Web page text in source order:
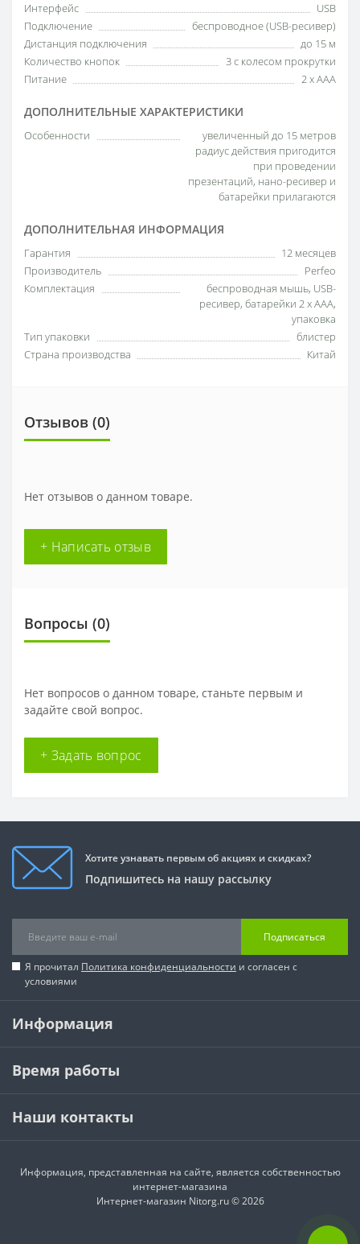
Интерфейс
USB
Подключение
беспроводное (USB-ресивер)
Дистанция подключения
до 15 м
Количество кнопок
3 с колесом прокрутки
Питание
2 x AAA
ДОПОЛНИТЕЛЬНЫЕ ХАРАКТЕРИСТИКИ
Особенности
увеличенный до 15 метров
радиус действия пригодится
при проведении
презентаций, нано-ресивер и
батарейки прилагаются
ДОПОЛНИТЕЛЬНАЯ ИНФОРМАЦИЯ
Гарантия
12 месяцев
Производитель
Perfeo
Комплектация
беспроводная мышь, USB-
ресивер, батарейки 2 x AAA,
упаковка
Тип упаковки
блистер
Страна производства
Китай
Отзывов (0)
Нет отзывов о данном товаре.
+ Написать отзыв
Вопросы (0)
Нет вопросов о данном товаре, станьте первым и
задайте свой вопрос.
+ Задать вопрос
Хотите узнавать первым об акциях и скидках?
Подпишитесь на нашу рассылку
Подписаться
Я прочитал Политика конфиденциальности и согласен с
условиями
Информация
Время работы
Наши контакты
Информация, представленная на сайте, является собственностью
интернет-магазина
Интернет-магазин Nitorg.ru © 2026